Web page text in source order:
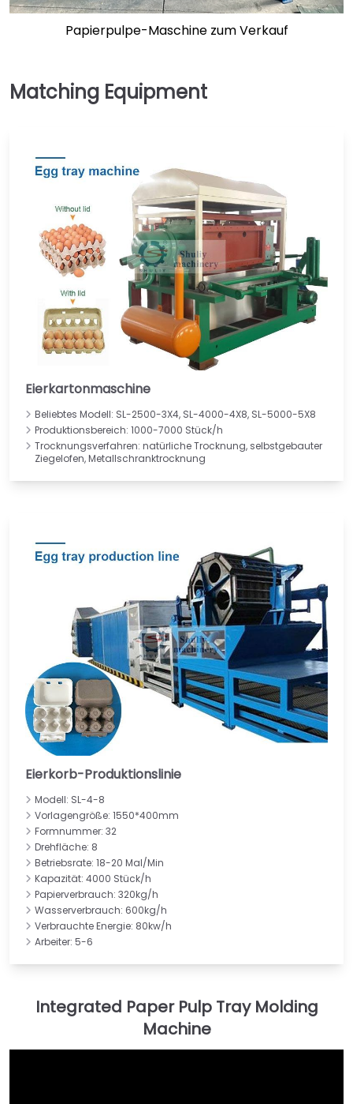
Papierpulpe-Maschine zum Verkauf
Eierkartonmaschine
Beliebtes Modell: SL-2500-3X4, SL-4000-4X8, SL-5000-5X8
Produktionsbereich: 1000-7000 Stück/h
Trocknungsverfahren: natürliche Trocknung, selbstgebauter
Ziegelofen, Metallschranktrocknung
Eierkorb-Produktionslinie
Modell: SL-4-8
Vorlagengröße: 1550*400mm
Formnummer: 32
Drehfläche: 8
Betriebsrate: 18-20 Mal/Min
Kapazität: 4000 Stück/h
Papierverbrauch: 320kg/h
Wasserverbrauch: 600kg/h
Verbrauchte Energie: 80kw/h
Arbeiter: 5-6